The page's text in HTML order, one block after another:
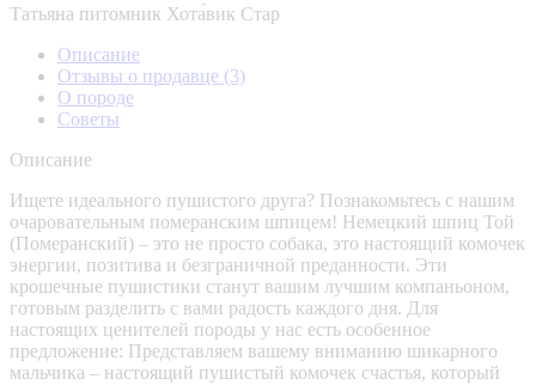
Татьяна питомник Хота́вик Стар
Описание
Отзывы о продавце (3)
О породе
Советы
Описание
Ищете идеального пушистого друга? Познакомьтесь с нашим
очаровательным померанским шпицем! Немецкий шпиц Той
(Померанский) – это не просто собака, это настоящий комочек
энергии, позитива и безграничной преданности. Эти
крошечные пушистики станут вашим лучшим компаньоном,
готовым разделить с вами радость каждого дня. Для
настоящих ценителей породы у нас есть особенное
предложение: Представляем вашему вниманию шикарного
мальчика – настоящий пушистый комочек счастья, который